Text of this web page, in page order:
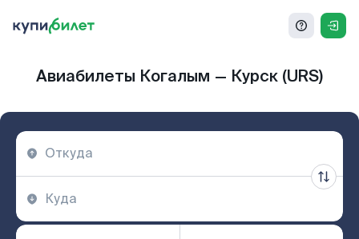
Авиабилеты Когалым — Курск (URS)